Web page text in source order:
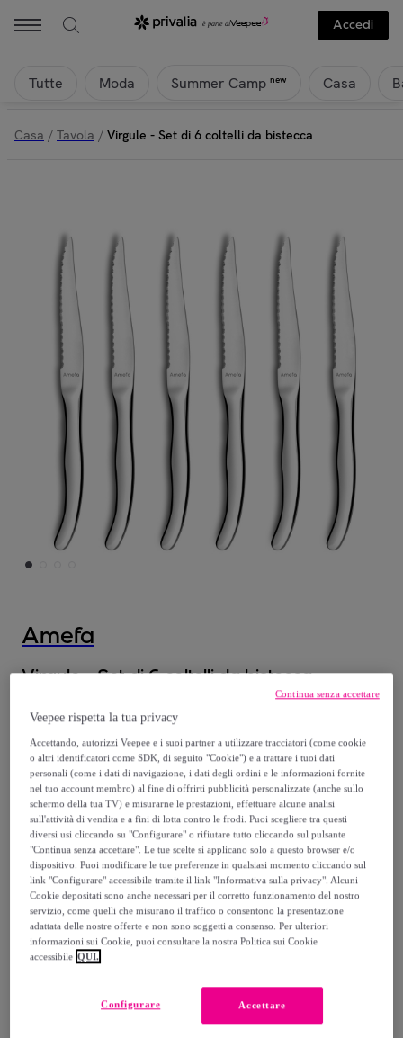
Accedi
Tutte Moda Summer Camp new Casa
Casa / Tavola / Virgule - Set di 6 coltelli da bistecca
Amefa
Virgule - Set di 6 coltelli da bistecca
Virgule - Set di 6 coltelli da
bistecca
19,99 €
53,60 €
-62%
Venduto daAmefa Couzon
Consegna
Consegna da9,05 €
Veepee rispetta la tua privacy
Accettando, autorizzi Veepee e i suoi partner a utilizzare tracciatori (come cookie
o altri identificatori come SDK, di seguito "Cookie") e a trattare i tuoi dati
personali (come i dati di navigazione, i dati degli ordini e le informazioni fornite
nel tuo account membro) al fine di offrirti pubblicità personalizzate (anche sullo
schermo della tua TV) e misurarne le prestazioni, effettuare alcune analisi
sull'attività di vendita e a fini di lotta contro le frodi. Puoi scegliere tra questi
diversi usi cliccando su "Configurare" o rifiutare tutto cliccando sul pulsante
"Continua senza accettare". Le tue scelte si applicano solo a questo browser e/o
dispositivo. Puoi modificare le tue preferenze in qualsiasi momento cliccando sul
link "Configurare" accessibile tramite il link "Informativa sulla privacy". Alcuni
Cookie depositati sono anche necessari per il corretto funzionamento del nostro
servizio, come quelli che misurano il traffico o consentono la presentazione
adattata delle nostre offerte e non sono soggetti a consenso. Per ulteriori
informazioni sui Cookie, puoi consultare la nostra Politica sui Cookie
accessibile QUI.
Accettare
Configurare
Continua senza accettare